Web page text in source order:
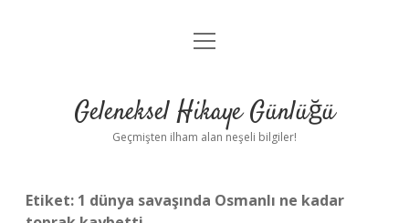
Anasayfa
Yasal Uyarı
menüyü
Geleneksel Hikaye Günlüğü
Geçmişten ilham alan neşeli bilgiler!
Etiket: 1 dünya savaşında Osmanlı ne kadar